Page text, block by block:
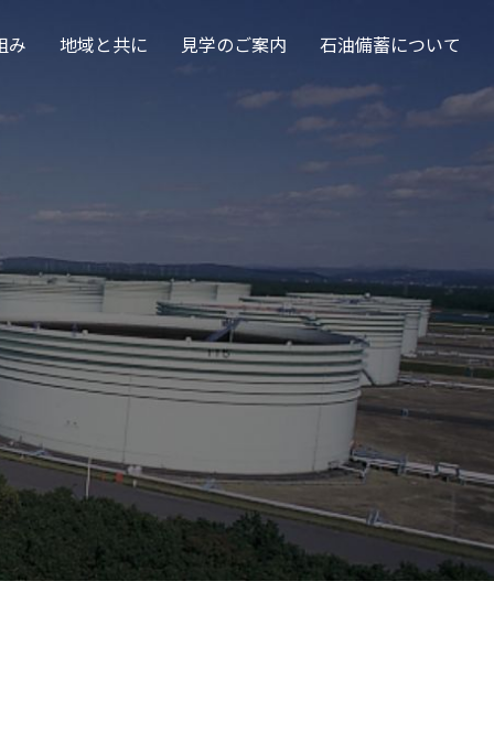
み 地域と共に 見学のご案内 石油備蓄について